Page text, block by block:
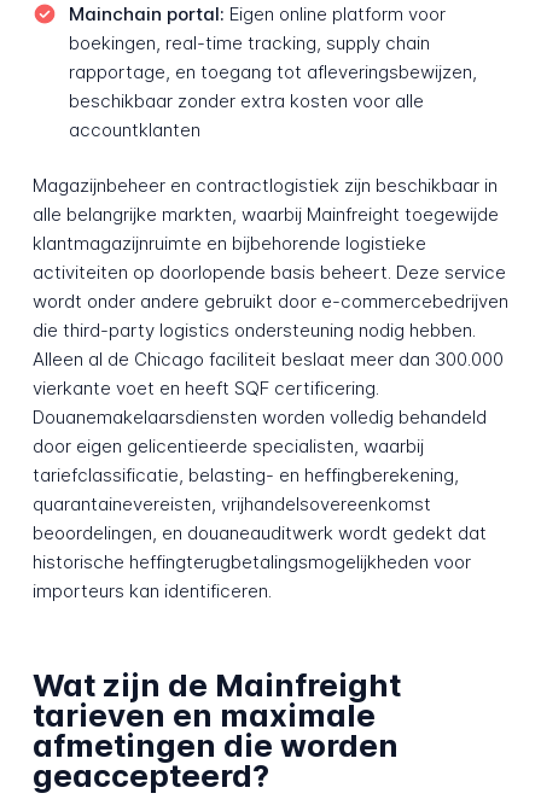
Mainchain portal: Eigen online platform voor
boekingen, real-time tracking, supply chain
rapportage, en toegang tot afleveringsbewijzen,
beschikbaar zonder extra kosten voor alle
accountklanten
Magazijnbeheer en contractlogistiek zijn beschikbaar in
alle belangrijke markten, waarbij Mainfreight toegewijde
klantmagazijnruimte en bijbehorende logistieke
activiteiten op doorlopende basis beheert. Deze service
wordt onder andere gebruikt door e-commercebedrijven
die third-party logistics ondersteuning nodig hebben.
Alleen al de Chicago faciliteit beslaat meer dan 300.000
vierkante voet en heeft SQF certificering.
Douanemakelaarsdiensten worden volledig behandeld
door eigen gelicentieerde specialisten, waarbij
tariefclassificatie, belasting- en heffingberekening,
quarantainevereisten, vrijhandelsovereenkomst
beoordelingen, en douaneauditwerk wordt gedekt dat
historische heffingterugbetalingsmogelijkheden voor
importeurs kan identificeren.
Wat zijn de Mainfreight
tarieven en maximale
afmetingen die worden
geaccepteerd?